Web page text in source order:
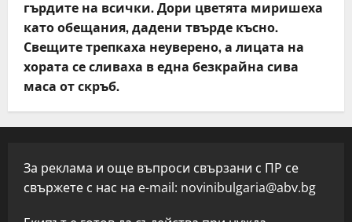
гърдите на всички. Дори цветята миришеха
като обещания, дадени твърде късно.
Свещите трепкаха неуверено, а лицата на
хората се сливаха в една безкрайна сива
маса от скръб.
За реклама и още въпроси свързани с ПР се
свържете с нас на e-mail: novinibulgaria@abv.bg